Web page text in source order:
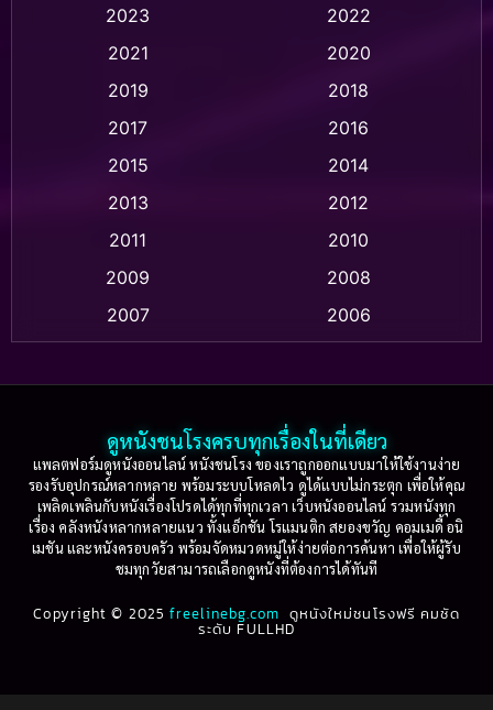
Animation แอนิเมชัน (1)
Animation แอนิเมชั่น (1)
Based on a True Story เรื่องจริง(36)
Based on Novel(16)
Betrayal(1)
Biography(3)
2023
2022
2021
2020
2019
2018
2017
2016
2015
2014
2013
2012
2011
2010
2009
2008
2007
2006
2003
2002
2001
2000
1999
1998
1997
1996
1995
1994
1993
1992
1991
1990
ดูหนังชนโรงครบทุกเรื่องในที่เดียว
แพลตฟอร์มดูหนังออนไลน์ หนังชนโรง ของเราถูกออกแบบมาให้ใช้งานง่าย
รองรับอุปกรณ์หลากหลาย พร้อมระบบโหลดไว ดูได้แบบไม่กระตุก เพื่อให้คุณ
เพลิดเพลินกับหนังเรื่องโปรดได้ทุกที่ทุกเวลา เว็บหนังออนไลน์ รวมหนังทุก
เรื่อง คลังหนังหลากหลายแนว ทั้งแอ็กชัน โรแมนติก สยองขวัญ คอมเมดี้ อนิ
เมชัน และหนังครอบครัว พร้อมจัดหมวดหมู่ให้ง่ายต่อการค้นหา เพื่อให้ผู้รับ
ชมทุกวัยสามารถเลือกดูหนังที่ต้องการได้ทันที
Copyright © 2025freelinebg.com ดูหนังใหม่ชนโรงฟรี คมชัด
ระดับ FULLHD